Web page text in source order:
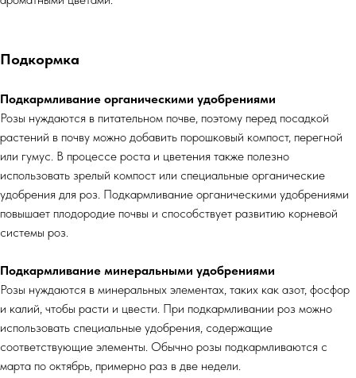
Подкормка
Подкармливание органическими удобрениями
Розы нуждаются в питательном почве, поэтому перед посадкой
растений в почву можно добавить порошковый компост, перегной
или гумус. В процессе роста и цветения также полезно
использовать зрелый компост или специальные органические
удобрения для роз. Подкармливание органическими удобрениями
повышает плодородие почвы и способствует развитию корневой
системы роз.
Подкармливание минеральными удобрениями
Розы нуждаются в минеральных элементах, таких как азот, фосфор
и калий, чтобы расти и цвести. При подкармливании роз можно
использовать специальные удобрения, содержащие
соответствующие элементы. Обычно розы подкармливаются с
марта по октябрь, примерно раз в две недели.